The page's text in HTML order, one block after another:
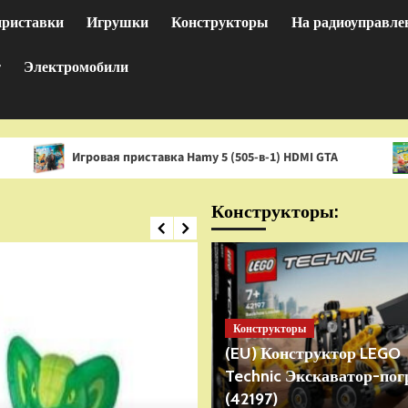
Игрушки Конструкторы На
Электромобили
приставка Hamy 5 (505-в-1) HDMI GTA Игра
Конструкторы:
Конструкторы
(EU) Конструктор LEGO
Technic Экскаватор-
(42197)